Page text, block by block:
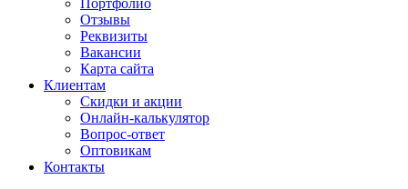
Портфолио
Отзывы
Реквизиты
Вакансии
Карта сайта
Клиентам
Скидки и акции
Онлайн-калькулятор
Вопрос-ответ
Оптовикам
Контакты